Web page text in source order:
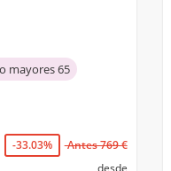
mayores 65
-33.03%
Antes 769 €